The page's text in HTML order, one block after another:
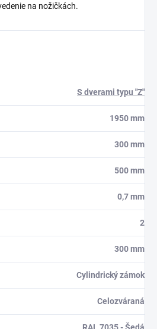
na nožičkách.
S dverami typu "Z"
1950 mm
300 mm
500 mm
0,7 mm
2
300 mm
Cylindrický zámok
Celozváraná
RAL 7035 - Šedá